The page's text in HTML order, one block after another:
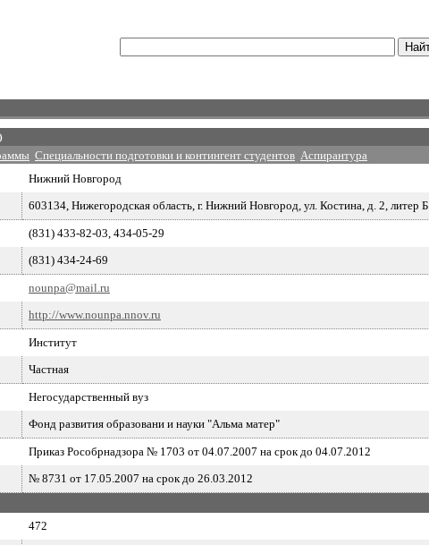
Специальности подготовки и контингент студентов Аспирантура
Нижний Новгород
603134, Нижегородская область, г. Нижний Новгород, ул. Костина, д. 2, литер Б
(831) 433-82-03, 434-05-29
(831) 434-24-69
nounpa@mail.ru
http://www.nounpa.nnov.ru
Институт
Частная
Негосударственный вуз
Фонд развития образовани и науки "Альма матер"
Приказ Рособрнадзора № 1703 от 04.07.2007 на срок до 04.07.2012
№ 8731 от 17.05.2007 на срок до 26.03.2012
472